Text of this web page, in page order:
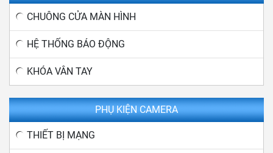
CHUÔNG CỬA MÀN HÌNH
HỆ THỐNG BÁO ĐỘNG
KHÓA VÂN TAY
PHỤ KIỆN CAMERA
THIẾT BỊ MẠNG